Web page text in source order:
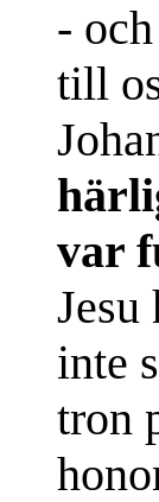
-
till
var
Jesu
inte
tron